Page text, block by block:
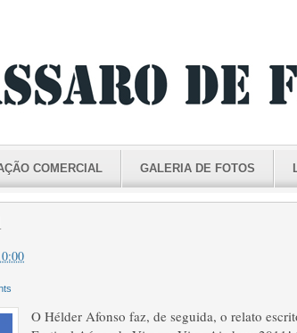
COMERCIAL GALERIA DE FOTOS
O Hélder Afonso faz, de seguida, o relato